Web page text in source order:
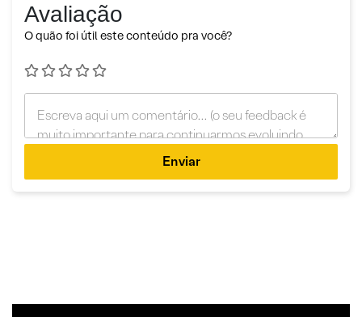
Avaliação
O quão foi útil este conteúdo pra você?
Enviar